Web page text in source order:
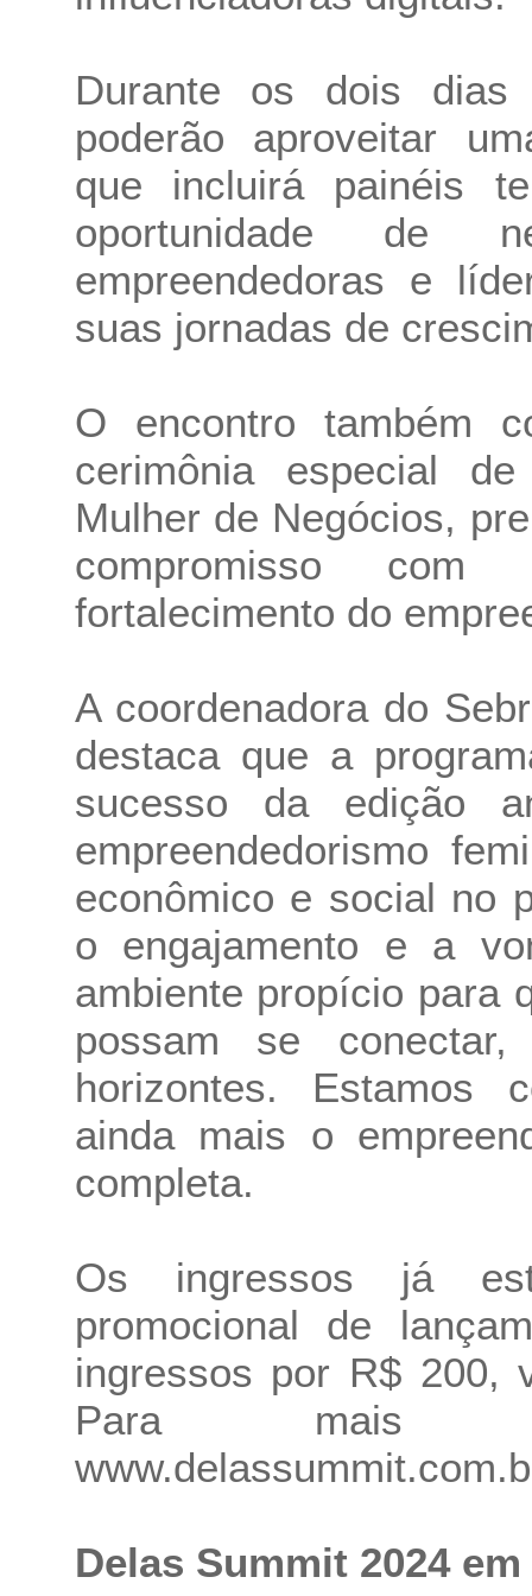
Durante os dois dias
poderão aproveitar
que incluirá painéis
oportunidade de
empreendedoras e
suas jornadas de
O encontro também
cerimônia especial
Mulher de Negócios,
compromisso
fortalecimento do
A coordenadora do
destaca que a
sucesso da edição
empreendedorismo
econômico e social no
o engajamento e a
ambiente propício para
possam se
horizontes. Estamos
ainda mais o
completa.
Os ingressos já
promocional de
ingressos por R$ 200,
Para mais
Delas Summit 2024